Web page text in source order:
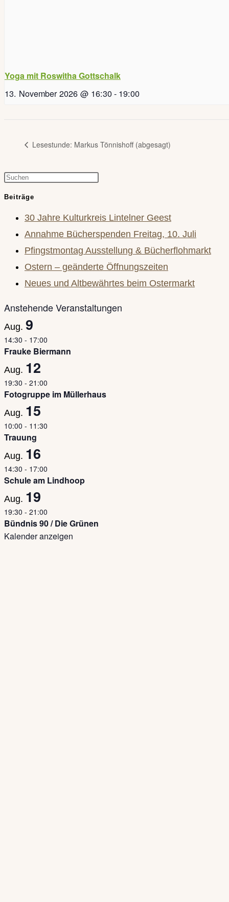
Yoga mit Roswitha Gottschalk
13. November 2026 @ 16:30- 19:00
Lesestunde: Markus Tönnishoff (abgesagt)
Press
close
the
search
panel.
Beiträge
30 Jahre Kulturkreis Lintelner Geest
Annahme Bücherspenden Freitag, 10. Juli
Pfingstmontag Ausstellung & Bücherflohmarkt
Ostern – geänderte Öffnungszeiten
Neues und Altbewährtes beim Ostermarkt
Anstehende Veranstaltungen
Aug. 9
14:30 - 17:00
Frauke Biermann
Aug. 12
19:30 - 21:00
Fotogruppe im Müllerhaus
Aug. 15
10:00 - 11:30
Trauung
Aug. 16
14:30 - 17:00
Schule am Lindhoop
Aug. 19
19:30 - 21:00
Bündnis 90 / Die Grünen
Kalender anzeigen